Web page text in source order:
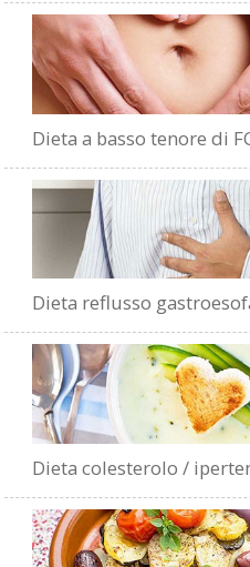
Dieta a basso tenore di
Dieta reflusso
Dieta colesterolo /